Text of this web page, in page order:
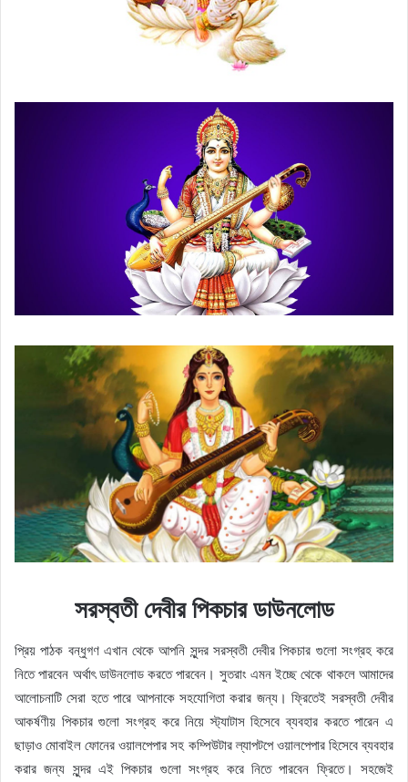
সরস্বতী দেবীর পিকচার ডাউনলোড
প্রিয় পাঠক বন্ধুগণ এখান থেকে আপনি সুন্দর সরস্বতী দেবীর পিকচার গুলো সংগ্রহ করে
নিতে পারবেন অর্থাৎ ডাউনলোড করতে পারবেন। সুতরাং এমন ইচ্ছে থেকে থাকলে আমাদের
আলোচনাটি সেরা হতে পারে আপনাকে সহযোগিতা করার জন্য। ফ্রিতেই সরস্বতী দেবীর
আকর্ষণীয় পিকচার গুলো সংগ্রহ করে নিয়ে স্ট্যাটাস হিসেবে ব্যবহার করতে পারেন এ
ছাড়াও মোবাইল ফোনের ওয়ালপেপার সহ কম্পিউটার ল্যাপটপে ওয়ালপেপার হিসেবে ব্যবহার
করার জন্য সুন্দর এই পিকচার গুলো সংগ্রহ করে নিতে পারবেন ফ্রিতে। সহজেই